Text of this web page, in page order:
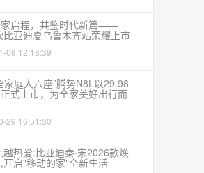
家启程，共鉴时代新篇——
比亚迪夏乌鲁木齐站荣耀上市
08 12:18:39
家庭大六座”腾势N8L以29.98
式上市，为全家美好出行而
29 16:51:30
越热爱:比亚迪秦·宋2026款焕
开启"移动的家"全新生活